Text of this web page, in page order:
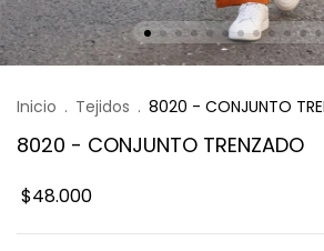
Inicio . Tejidos . 8020 - CONJUNTO
8020 - CONJUNTO TRENZADO
$48.000